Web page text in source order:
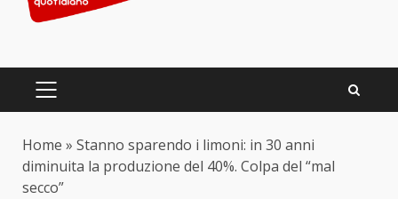
PRIMARY
Home » Stanno sparendo i limoni: in 30 anni
diminuita la produzione del 40%. Colpa del “mal
secco”